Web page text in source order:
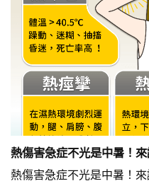
熱傷害急症不光是中暑！
熱傷害急症不光是中暑！